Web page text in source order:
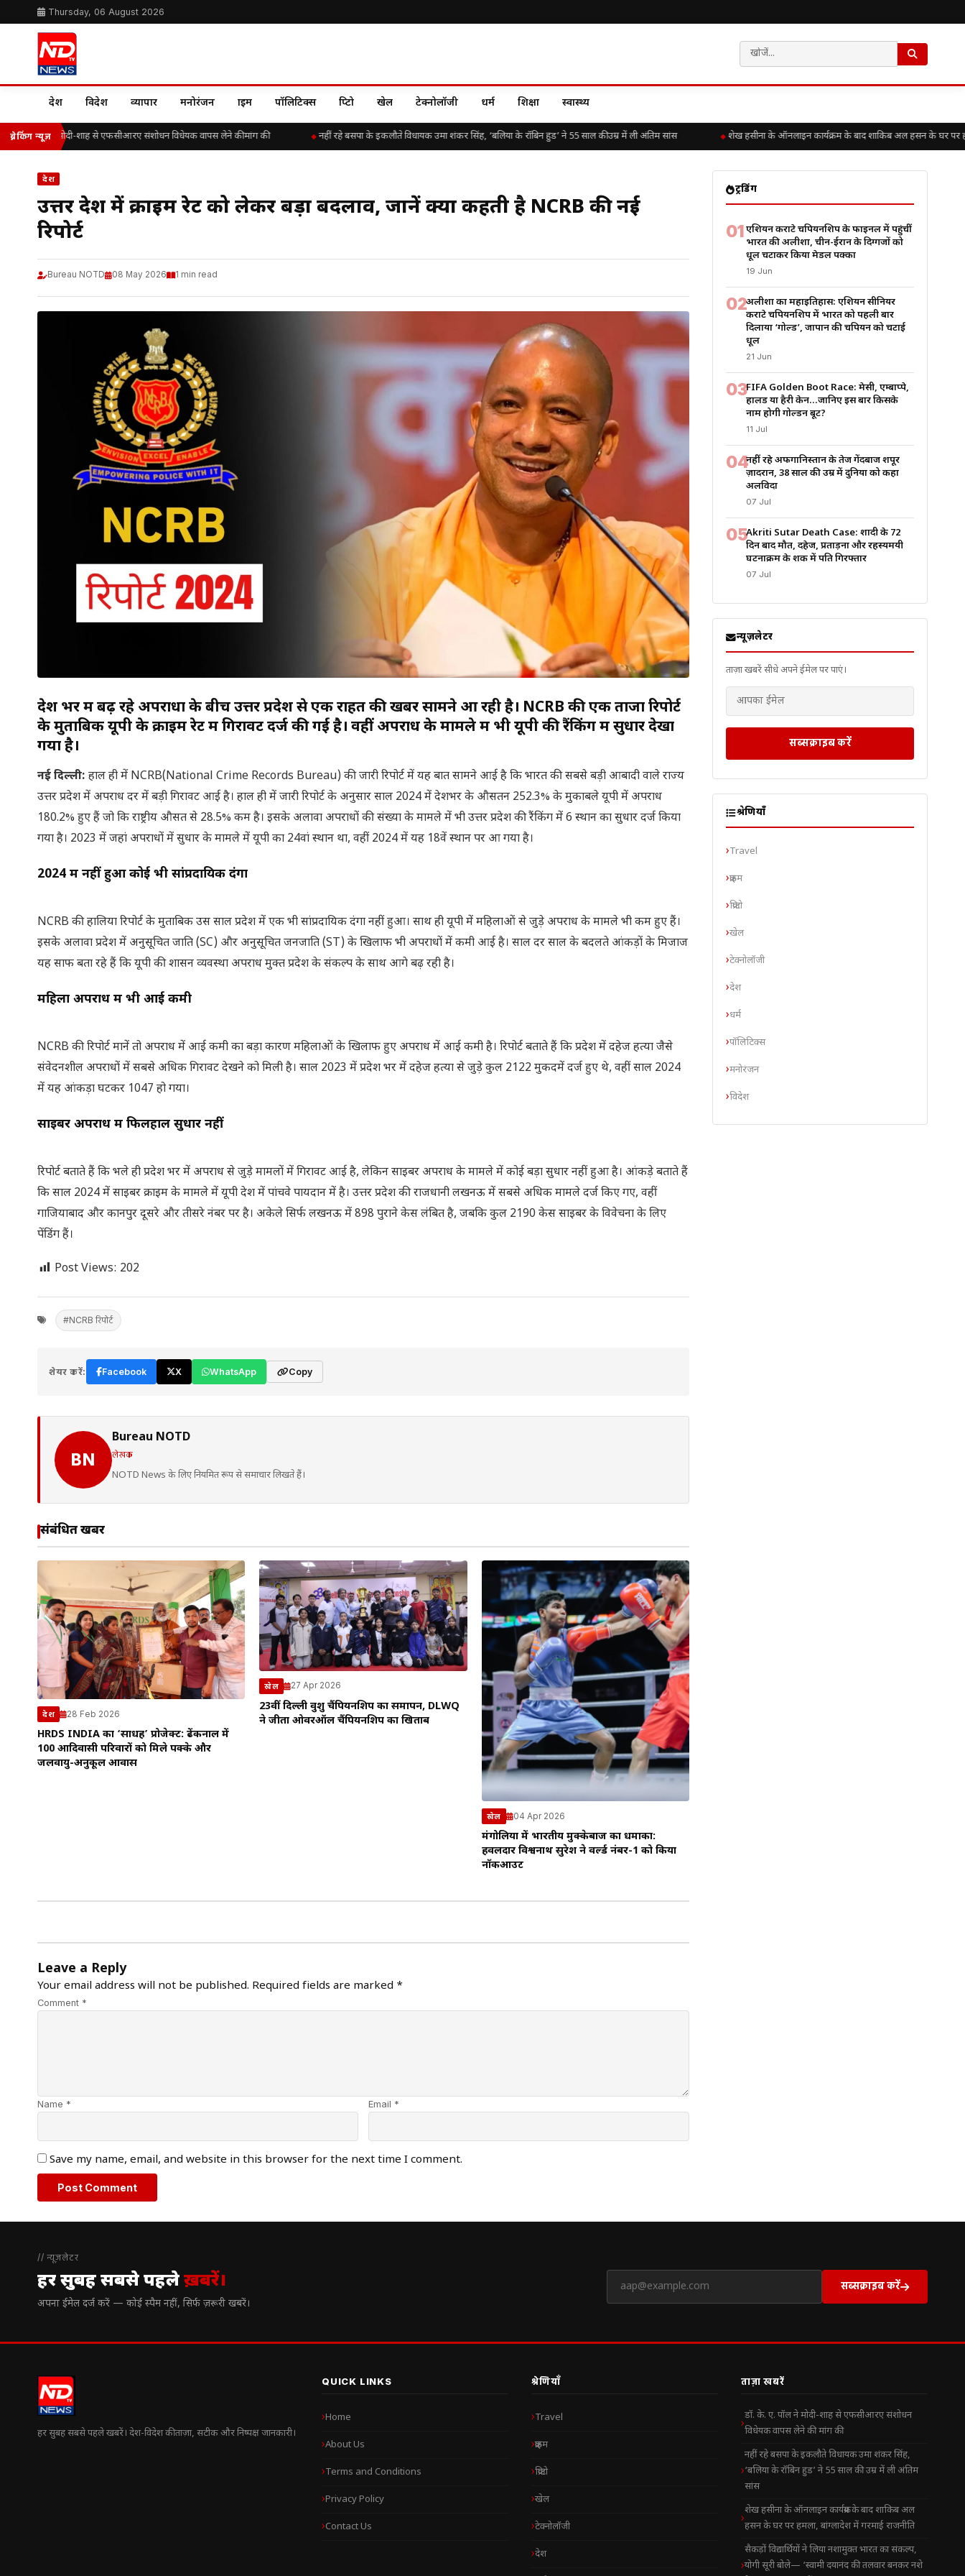
Thursday, 06 August 2026
देश विदेश व्यापार मनोरंजन क्राइम पॉलिटिक्स क्रिप्टो खेल टेक्नोलॉजी धर्म शिक्षा स्वास्थ्य
ब्रेकिंग न्यूज़
ए. पॉल ने मोदी-शाह से एफसीआरए संशोधन विधेयक वापस लेने की मांग की नहीं रहे बसपा के इकलौते विधायक उमा शंकर सिंह, ‘बलिया के रॉबिन हुड’ ने 55 साल की उम्र में ली अंतिम सांस शेख हसीना के ऑनलाइन कार्यक्रम के बाद शाकिब अल हसन के घर पर
देश
उत्तर प्रदेश में क्राइम रेट को लेकर बड़ा बदलाव, जानें क्या कहती है NCRB की नई
रिपोर्ट
Bureau NOTD 08 May 2026 1 min read
देश भर में बढ़ रहे अपराधों के बीच उत्तर प्रदेश से एक राहत की खबर सामने आ रही है। NCRB की एक ताजा रिपोर्ट
के मुताबिक यूपी के क्राइम रेट में गिरावट दर्ज की गई है। वहीं अपराध के मामले में भी यूपी की रैंकिंग में सुधार देखा
गया है।
नई दिल्ली: हाल ही में NCRB(National Crime Records Bureau) की जारी रिपोर्ट में यह बात सामने आई है कि भारत की सबसे बड़ी आबादी वाले राज्य
उत्तर प्रदेश में अपराध दर में बड़ी गिरावट आई है। हाल ही में जारी रिपोर्ट के अनुसार साल 2024 में देशभर के औसतन 252.3% के मुकाबले यूपी में अपराध
180.2% हुए हैं जो कि राष्ट्रीय औसत से 28.5% कम है। इसके अलावा अपराधों की संख्या के मामले में भी उत्तर प्रदेश की रैंकिंग में 6 स्थान का सुधार दर्ज किया
गया है। 2023 में जहां अपराधों में सुधार के मामले में यूपी का 24वां स्थान था, वहीं 2024 में यह 18वें स्थान पर आ गया है।
2024 में नहीं हुआ कोई भी सांप्रदायिक दंगा
NCRB की हालिया रिपोर्ट के मुताबिक उस साल प्रदेश में एक भी सांप्रदायिक दंगा नहीं हुआ। साथ ही यूपी में महिलाओं से जुड़े अपराध के मामले भी कम हुए हैं।
इसके अलावा प्रदेश में अनुसूचित जाति (SC) और अनुसूचित जनजाति (ST) के खिलाफ भी अपराधों में कमी आई है। साल दर साल के बदलते आंकड़ों के मिजाज
यह साफ बता रहे हैं कि यूपी की शासन व्यवस्था अपराध मुक्त प्रदेश के संकल्प के साथ आगे बढ़ रही है।
महिला अपराध में भी आई कमी
NCRB की रिपोर्ट मानें तो अपराध में आई कमी का बड़ा कारण महिलाओं के खिलाफ हुए अपराध में आई कमी है। रिपोर्ट बताते हैं कि प्रदेश में दहेज हत्या जैसे
संवेदनशील अपराधों में सबसे अधिक गिरावट देखने को मिली है। साल 2023 में प्रदेश भर में दहेज हत्या से जुड़े कुल 2122 मुकदमें दर्ज हुए थे, वहीं साल 2024
में यह आंकड़ा घटकर 1047 हो गया।
साइबर अपराध में फिलहाल सुधार नहीं
रिपोर्ट बताते हैं कि भले ही प्रदेश भर में अपराध से जुड़े मामलों में गिरावट आई है, लेकिन साइबर अपराध के मामले में कोई बड़ा सुधार नहीं हुआ है। आंकड़े बताते हैं
कि साल 2024 में साइबर क्राइम के मामले में यूपी देश में पांचवे पायदान में है। उत्तर प्रदेश की राजधानी लखनऊ में सबसे अधिक मामले दर्ज किए गए, वहीं
गाजियाबाद और कानपुर दूसरे और तीसरे नंबर पर है। अकेले सिर्फ लखनऊ में 898 पुराने केस लंबित है, जबकि कुल 2190 केस साइबर के विवेचना के लिए
पेंडिंग हैं।
Post Views: 202
#NCRB रिपोर्ट
शेयर करें: Facebook X WhatsApp Copy
BN
Bureau NOTD
लेखक
NOTD News के लिए नियमित रूप से समाचार लिखते हैं।
संबंधित खबरें
देश 28 Feb 2026
HRDS INDIA का ‘साधग्रह’ प्रोजेक्ट: ढेंकनाल में
100 आदिवासी परिवारों को मिले पक्के और
जलवायु-अनुकूल आवास
खेल 27 Apr 2026
23वीं दिल्ली वुशु चैंपियनशिप का समापन, DLWQ
ने जीता ओवरऑल चैंपियनशिप का खिताब
खेल 04 Apr 2026
मंगोलिया में भारतीय मुक्केबाज का धमाका:
हवलदार विश्वनाथ सुरेश ने वर्ल्ड नंबर-1 को किया
नॉकआउट
Leave a Reply
Your email address will not be published. Required fields are marked *
Comment *
Name * Email *
Save my name, email, and website in this browser for the next time I comment.
ट्रेंडिंग
01एशियन कराटे चैंपियनशिप के फाइनल में पहुंचीं
भारत की अलीशा, चीन-ईरान के दिग्गजों को
धूल चटाकर किया मेडल पक्का
19 Jun
02अलीशा का महाइतिहास: एशियन सीनियर
कराटे चैंपियनशिप में भारत को पहली बार
दिलाया ‘गोल्ड’, जापान की चैंपियन को चटाई
धूल
21 Jun
03FIFA Golden Boot Race: मेसी, एम्बाप्पे,
हालैंड या हैरी केन…जानिए इस बार किसके
नाम होगी गोल्डन बूट?
11 Jul
04नहीं रहे अफगानिस्तान के तेज गेंदबाज शपूर
ज़ादरान, 38 साल की उम्र में दुनिया को कहा
अलविदा
07 Jul
05Akriti Sutar Death Case: शादी के 72
दिन बाद मौत, दहेज, प्रताड़ना और रहस्यमयी
घटनाक्रम के शक में पति गिरफ्तार
07 Jul
न्यूज़लेटर
ताज़ा खबरें सीधे अपने ईमेल पर पाएं।
सब्सक्राइब करें
श्रेणियाँ
Travel
क्राइम
क्रिप्टो
खेल
टेक्नोलॉजी
देश
धर्म
पॉलिटिक्स
मनोरंजन
विदेश
// न्यूज़लेटर
हर सुबह सबसे पहलेख़बरें।
अपना ईमेल दर्ज करें — कोई स्पैम नहीं, सिर्फ ज़रूरी खबरें।
सब्सक्राइब करें
हर सुबह सबसे पहले खबरें। देश-विदेश की ताज़ा, सटीक और निष्पक्ष जानकारी।
QUICK LINKS
Home
About Us
Terms and Conditions
Privacy Policy
Contact Us
श्रेणियाँ
Travel
क्राइम
क्रिप्टो
खेल
टेक्नोलॉजी
देश
ताज़ा खबरें
डॉ. के. ए. पॉल ने मोदी-शाह से एफसीआरए संशोधन
विधेयक वापस लेने की मांग की
नहीं रहे बसपा के इकलौते विधायक उमा शंकर सिंह,
‘बलिया के रॉबिन हुड’ ने 55 साल की उम्र में ली अंतिम
सांस
शेख हसीना के ऑनलाइन कार्यक्रम के बाद शाकिब अल
हसन के घर पर हमला, बांग्लादेश में गरमाई राजनीति
सैकड़ों विद्यार्थियों ने लिया नशामुक्त भारत का संकल्प,
योगी सूरी बोले— ‘स्वामी दयानंद की तलवार बनकर नशे